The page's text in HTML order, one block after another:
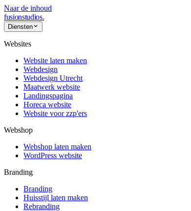
Naar de inhoud
fusionstudios.
Diensten
Websites
Website laten maken
Webdesign
Webdesign Utrecht
Maatwerk website
Landingspagina
Horeca website
Website voor zzp'ers
Webshop
Webshop laten maken
WordPress website
Branding
Branding
Huisstijl laten maken
Rebranding